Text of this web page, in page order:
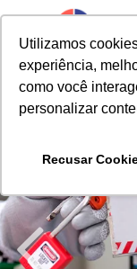
Utilizamos
experiência,
como você
personalizar
Recusar